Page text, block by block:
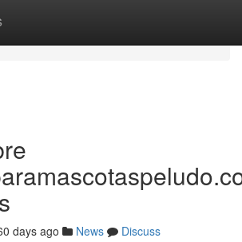
days ago News
Discuss